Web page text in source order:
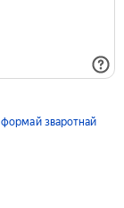
формай зваротнай